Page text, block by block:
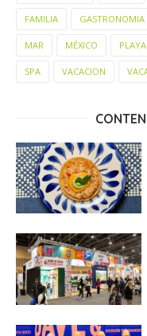
FAMILIA GASTRONOMIA
MAR MÉXICO PLAYA
SPA VACACION